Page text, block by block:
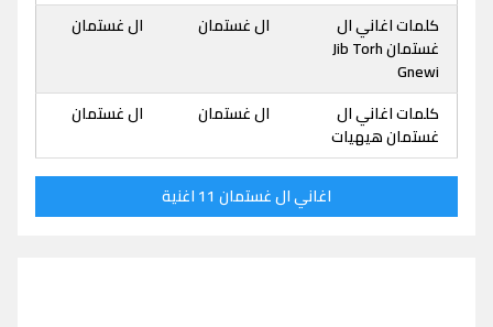
كلمات اغاني ال
غستمان Jib Torh
Gnewi
ال غستمان ال غستمان
كلمات اغاني ال
غستمان هيهيات
ال غستمان ال غستمان
اغاني ال غستمان 11 اغنية